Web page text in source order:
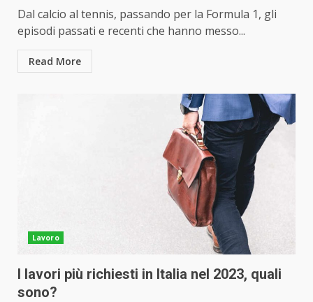
Dal calcio al tennis, passando per la Formula 1, gli
episodi passati e recenti che hanno messo...
Read More
Lavoro
I lavori più richiesti in Italia nel 2023, quali
sono?